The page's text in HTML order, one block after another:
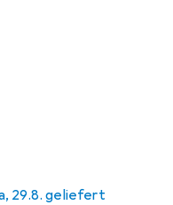
29.8. geliefert